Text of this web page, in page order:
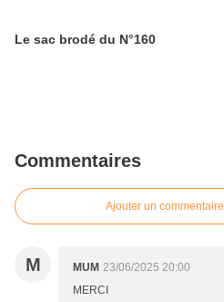
Le sac brodé du N°160
Commentaires
Ajouter un commentaire
M MUM 23/06/2025 20:00
MERCI